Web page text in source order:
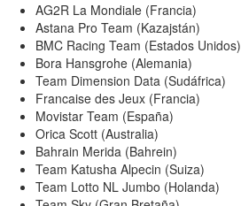
AG2R La Mondiale (Francia)
Astana Pro Team (Kazajstán)
BMC Racing Team (Estados Unidos)
Bora Hansgrohe (Alemania)
Team Dimension Data (Sudáfrica)
Francaise des Jeux (Francia)
Movistar Team (España)
Orica Scott (Australia)
Bahrain Merida (Bahrein)
Team Katusha Alpecin (Suiza)
Team Lotto NL Jumbo (Holanda)